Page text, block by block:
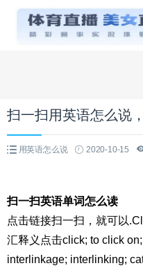
扫一扫用英语怎么说
用英语怎么说 2020-10-15
扫一扫英语单词怎么读
点击链接扫一扫，就可以
汇释义点击click; to click
interlinkage; interlinking;